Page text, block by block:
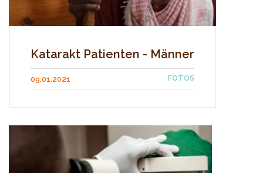
Katarakt Patienten - Männer
09.01.2021 FOTOS